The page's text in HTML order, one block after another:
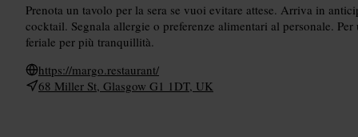
Prenota un tavolo per la sera se vuoi evitare attese. Arriva in
cocktail. Segnala allergie o preferenze alimentari al personale.
feriale per più tranquillità.
https://margo.restaurant/
68 Miller St, Glasgow G1 1DT, UK